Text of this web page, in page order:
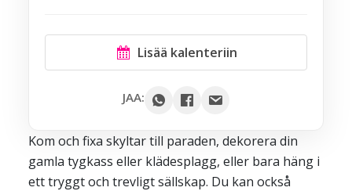
Kom och fixa skyltar till paraden, dekorera din
gamla tygkass eller klädesplagg, eller bara häng i
ett tryggt och trevligt sällskap. Du kan också
Lisää kalenteriin
Yahoo
iCal / .ics
JAA: